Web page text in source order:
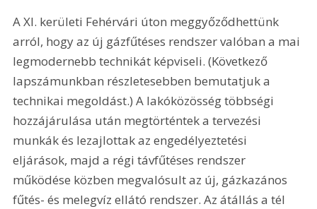
A XI. kerületi Fehérvári úton meggyőződhettünk
arról, hogy az új gázfűtéses rendszer valóban a mai
legmodernebb technikát képviseli. (Következő
lapszámunkban részletesebben bemutatjuk a
technikai megoldást.) A lakóközösség többségi
hozzájárulása után megtörténtek a tervezési
munkák és lezajlottak az engedélyeztetési
eljárások, majd a régi távfűtéses rendszer
működése közben megvalósult az új, gázkazános
fűtés- és melegvíz ellátó rendszer. Az átállás a tél